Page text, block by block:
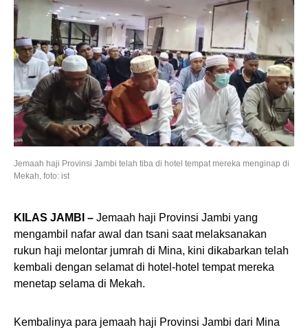
Jemaah haji Provinsi Jambi telah tiba di hotel tempat mereka menginap di
Mekah, foto: ist
KILAS JAMBI – Jemaah haji Provinsi Jambi yang
mengambil nafar awal dan tsani saat melaksanakan
rukun haji melontar jumrah di Mina, kini dikabarkan telah
kembali dengan selamat di hotel-hotel tempat mereka
menetap selama di Mekah.
Kembalinya para jemaah haji Provinsi Jambi dari Mina